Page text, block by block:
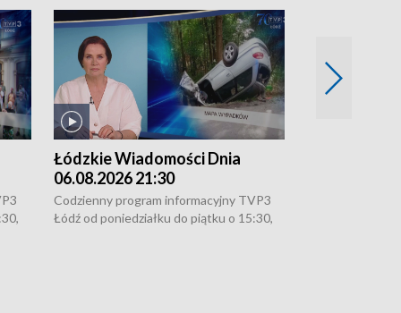
Łódzkie Wiadomości Dnia
06.08.2026 21:30
Codzienny program informacyjny TVP3
Łódź od poniedziałku do piątku o 15:30,